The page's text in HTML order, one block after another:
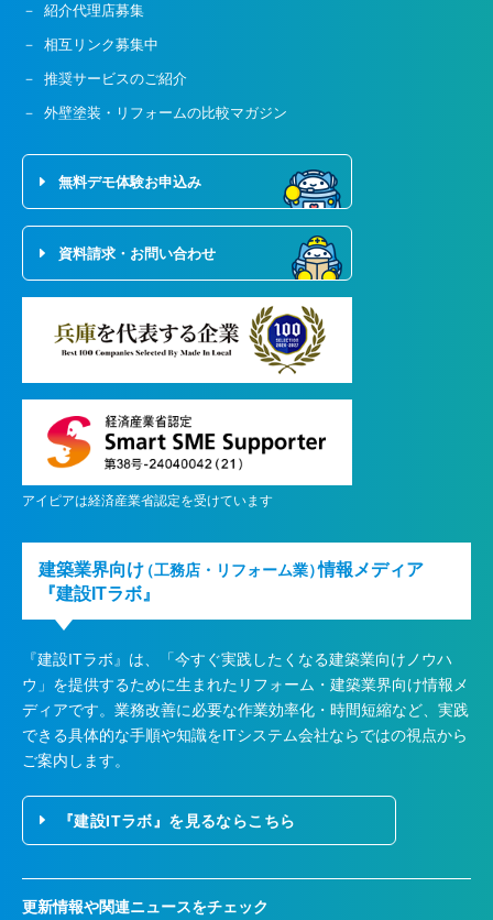
紹介代理店募集
相互リンク募集中
推奨サービスのご紹介
外壁塗装・リフォームの比較マガジン
無料デモ体験お申込み
資料請求・お問い合わせ
アイピアは経済産業省認定を受けています
建築業界向け（工務店・リフォーム業）情報メディア
『建設ITラボ』
『建設ITラボ』は、
「今すぐ実践したくなる建築業向けノウハ
ウ」を提供するために生まれたリフォーム・建築業界向け情報メ
ディアです。業務改善に必要な作業効率化・時間短縮など、実践
できる具体的な手順や知識をITシステム会社ならではの視点から
ご案内します。
『建設ITラボ』を見るならこちら
更新情報や関連ニュースをチェック